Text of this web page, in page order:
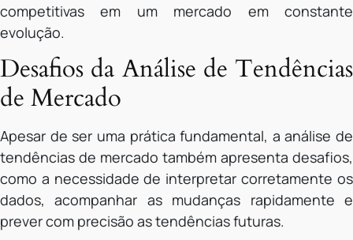
competitivas em um mercado em constante
evolução.
Desafios da Análise de Tendências
de Mercado
Apesar de ser uma prática fundamental, a análise de
tendências de mercado também apresenta desafios,
como a necessidade de interpretar corretamente os
dados, acompanhar as mudanças rapidamente e
prever com precisão as tendências futuras.